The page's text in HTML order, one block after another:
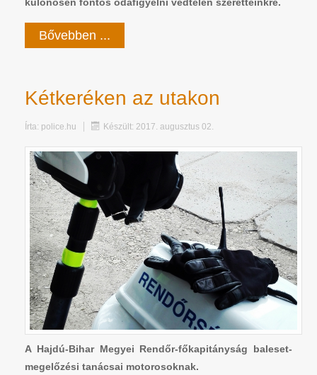
Bővebben ...
Kétkeréken az utakon
Írta: police.hu Készült: 2017. augusztus 02.
A Hajdú-Bihar Megyei Rendőr-főkapitányság baleset-
megelőzési tanácsai motorosoknak.